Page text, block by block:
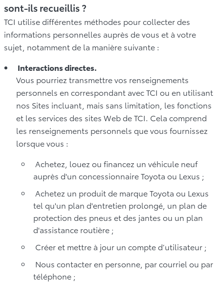
sont-ils recueillis ?
TCI utilise différentes méthodes pour collecter des
informations personnelles auprès de vous et à votre
sujet, notamment de la manière suivante :
Interactions directes.
Vous pourriez transmettre vos renseignements
personnels en correspondant avec TCI ou en utilisant
nos Sites incluant, mais sans limitation, les fonctions
et les services des sites Web de TCI. Cela comprend
les renseignements personnels que vous fournissez
lorsque vous :
Achetez, louez ou financez un véhicule neuf
auprès d'un concessionnaire Toyota ou Lexus ;
Achetez un produit de marque Toyota ou Lexus
tel qu'un plan d'entretien prolongé, un plan de
protection des pneus et des jantes ou un plan
d'assistance routière ;
Créer et mettre à jour un compte d’utilisateur ;
Nous contacter en personne, par courriel ou par
téléphone ;